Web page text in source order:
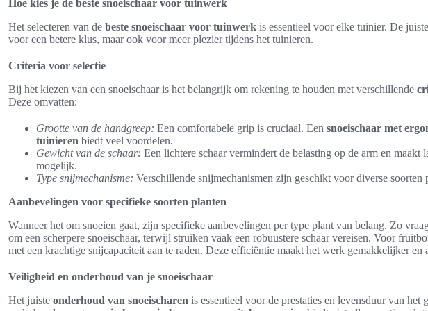
Hoe kies je de beste snoeischaar voor tuinwerk
Het selecteren van de beste snoeischaar voor tuinwerk is essentieel voor elke tuinier. De
voor een betere klus, maar ook voor meer plezier tijdens het tuinieren.
Criteria voor selectie
Bij het kiezen van een snoeischaar is het belangrijk om rekening te houden met verschillende
Deze omvatten:
Grootte van de handgreep: Een comfortabele grip is cruciaal. Een snoeischaar met
tuinieren biedt veel voordelen.
Gewicht van de schaar: Een lichtere schaar vermindert de belasting op de arm en maakt
mogelijk.
Type snijmechanisme: Verschillende snijmechanismen zijn geschikt voor diverse soorten
Aanbevelingen voor specifieke soorten planten
Wanneer het om snoeien gaat, zijn specifieke aanbevelingen per type plant van belang. Zo
om een scherpere snoeischaar, terwijl struiken vaak een robuustere schaar vereisen. Voor
met een krachtige snijcapaciteit aan te raden. Deze efficiëntie maakt het werk gemakkelijker en
Veiligheid en onderhoud van je snoeischaar
Het juiste onderhoud van snoeischaren is essentieel voor de prestaties en levensduur van het